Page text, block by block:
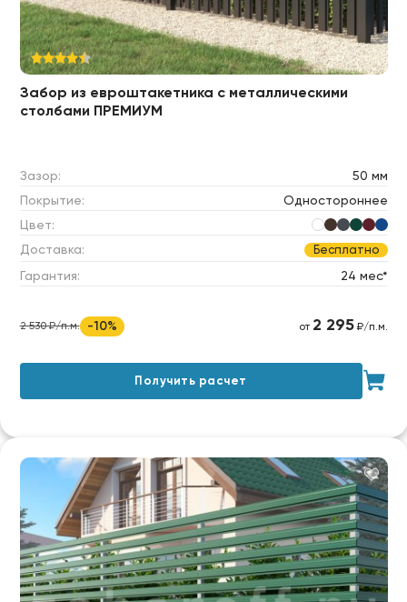
Забор из евроштакетника c металлическими
столбами ПРЕМИУМ
Зазор:
50 мм
Покрытие:
Одностороннее
Цвет:
Доставка:
Бесплатно
Гарантия: 24 мес*
2 530 ₽/п.м. -10% от 2 295₽/п.м.
Получить расчет